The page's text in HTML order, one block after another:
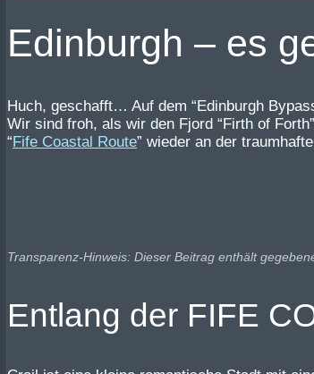
Edinburgh – es
Huch, geschafft… Auf dem “Edinburgh
Wir sind froh, als wir den Fjord “Firth of
“ Fife Coastal Route” wieder an der
Transparenz-Hinweis: Dieser Beitrag enthält
Entlang der FIFE